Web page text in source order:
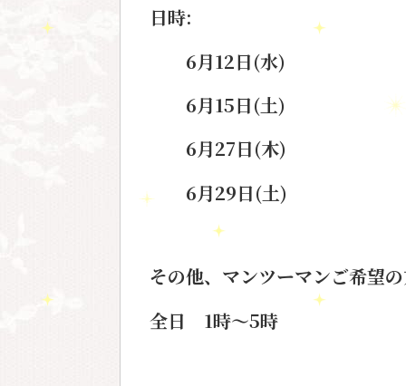
日時:
6月12日(水)
6月15日(土)
6月27日(木)
6月29日(土)
その他、マンツーマンご希望の
全日 1時～5時